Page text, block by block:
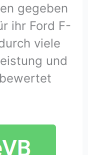
gegeben
ihr Ford F-
viele
und